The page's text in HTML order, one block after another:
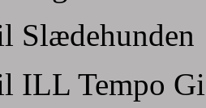
Slædehunden
ILL Tempo